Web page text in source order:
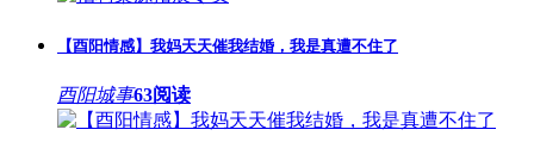
【酉阳情感】我妈天天催我结婚，我是真遭不住了
酉阳城事63阅读